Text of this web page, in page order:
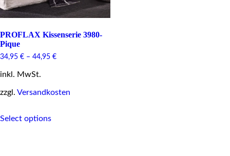
PROFLAX Kissenserie 3980-
Pique
34,95 € – 44,95 €
inkl. MwSt.
zzgl. Versandkosten
Select optionsproduct